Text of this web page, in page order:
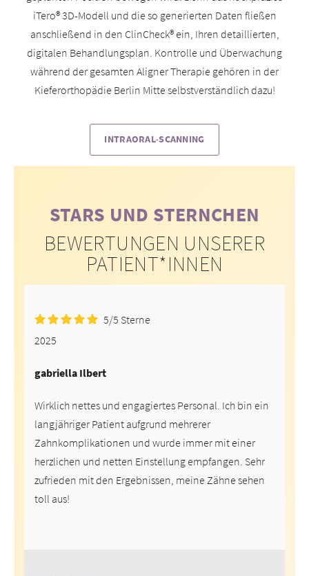
iTero® 3D-Modell und die so generierten Daten fließen
anschließend in den ClinCheck® ein, Ihren detaillierten,
digitalen Behandlungsplan. Kontrolle und Überwachung
während der gesamten Aligner Therapie gehören in der
Kieferorthopädie Berlin Mitte selbstverständlich dazu!
INTRAORAL-SCANNING
STARS UND STERNCHEN
BEWERTUNGEN UNSERER
PATIENT*INNEN
Rated
5/5 Sterne
2025
gabriella Ilbert
Wirklich nettes und engagiertes Personal. Ich bin ein
langjähriger Patient aufgrund mehrerer
Zahnkomplikationen und wurde immer mit einer
herzlichen und netten Einstellung empfangen. Sehr
zufrieden mit den Ergebnissen, meine Zähne sehen
toll aus!